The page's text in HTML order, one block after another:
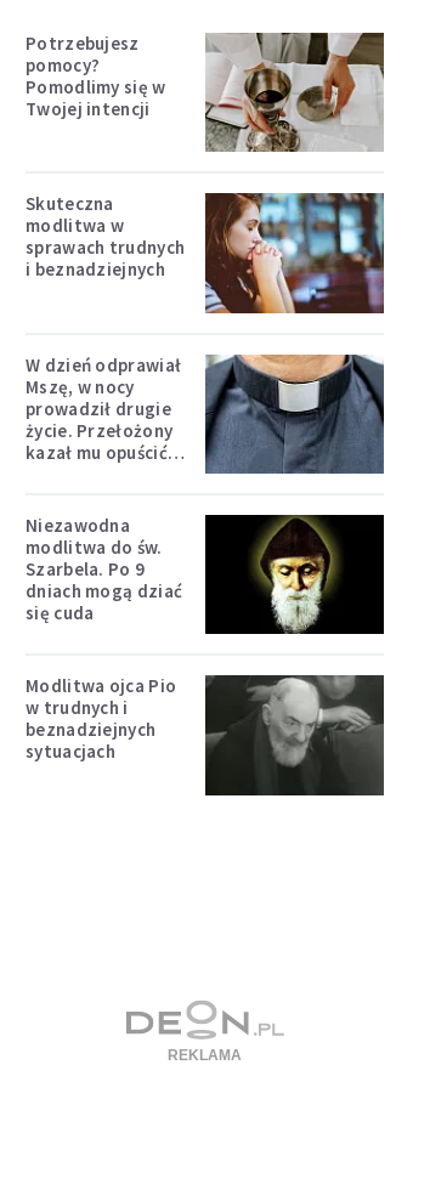
Potrzebujesz
pomocy?
Pomodlimy się w
Twojej intencji
Skuteczna
modlitwa w
sprawach trudnych
i beznadziejnych
W dzień odprawiał
Mszę, w nocy
prowadził drugie
życie. Przełożony
kazał mu opuścić
Niezawodna
modlitwa do św.
Szarbela. Po 9
dniach mogą dziać
się cuda
Modlitwa ojca Pio
w trudnych i
beznadziejnych
sytuacjach